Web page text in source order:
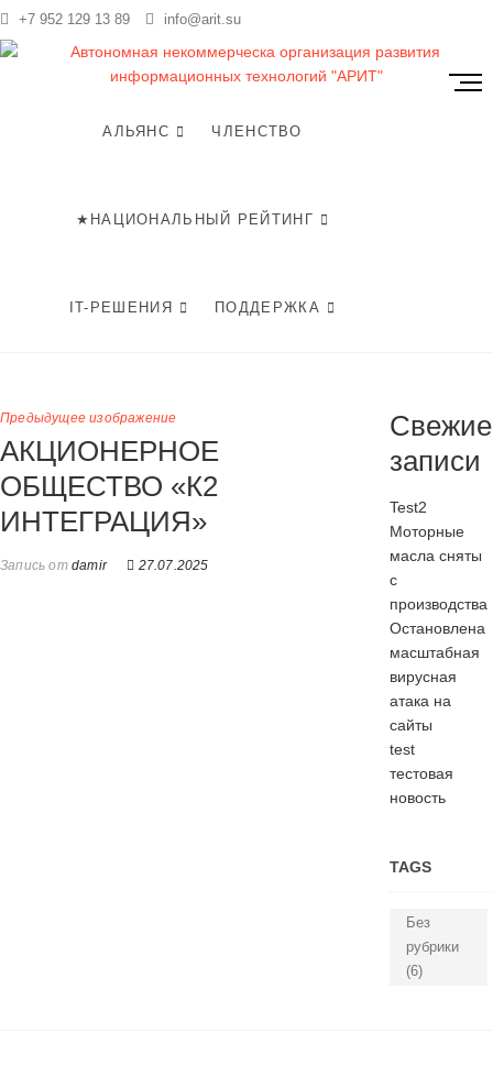
Перейти
содержимому
+7 952 129 13 89 info@arit.su
АЛЬЯНС ЧЛЕНСТВО
★НАЦИОНАЛЬНЫЙ РЕЙТИНГ
IT-РЕШЕНИЯ ПОДДЕРЖКА
К
Предыдущее изображение
АКЦИОНЕРНОЕ
ОБЩЕСТВО «К2
ИНТЕГРАЦИЯ»
Запись отdamir 27.07.2025
Свежие
записи
Test2
Моторные
масла сняты
с
производства
Остановлена
масштабная
вирусная
атака на
сайты
test
тестовая
новость
TAGS
Без
рубрики
(6)